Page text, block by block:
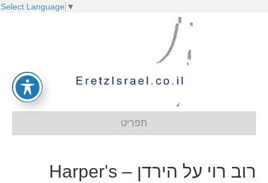
Select Language ▼
תפריט
רוב רוי על הירדן – Harper's